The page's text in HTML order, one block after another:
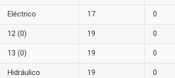
Eléctrico 17 0
12 (0) 19 0
13 (0) 19 0
Hidráulico 19 0